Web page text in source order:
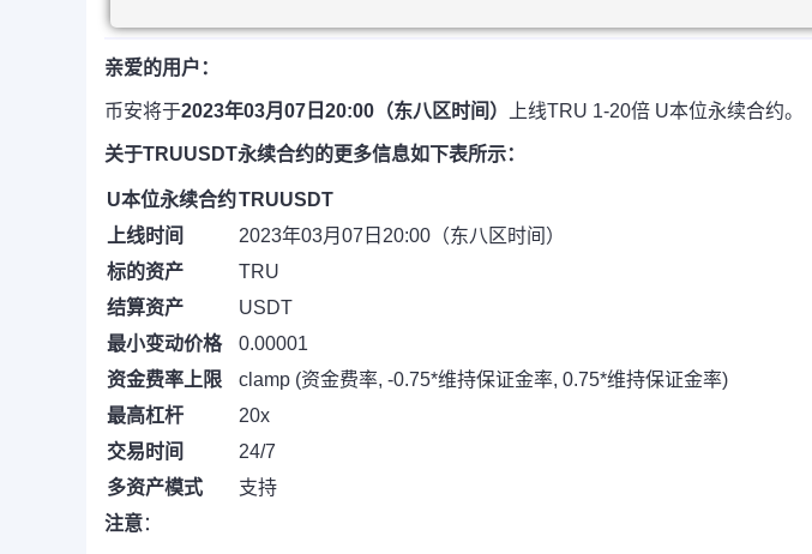
亲爱的用户：
币安将于2023年03月07日20:00（东八区时间） 上线TRU 1-20倍 U本位永续合约。
关于TRUUSDT永续合约的更多信息如下表所示：
U本位永续合约TRUUSDT
上线时间
2023年03月07日20:00（东八区时间）
标的资产
TRU
结算资产
USDT
最小变动价格
0.00001
资金费率上限
clamp (资金费率, -0.75*维持保证金率, 0.75*维持保证金率)
最高杠杆
20x
交易时间
24/7
多资产模式
支持
注意：